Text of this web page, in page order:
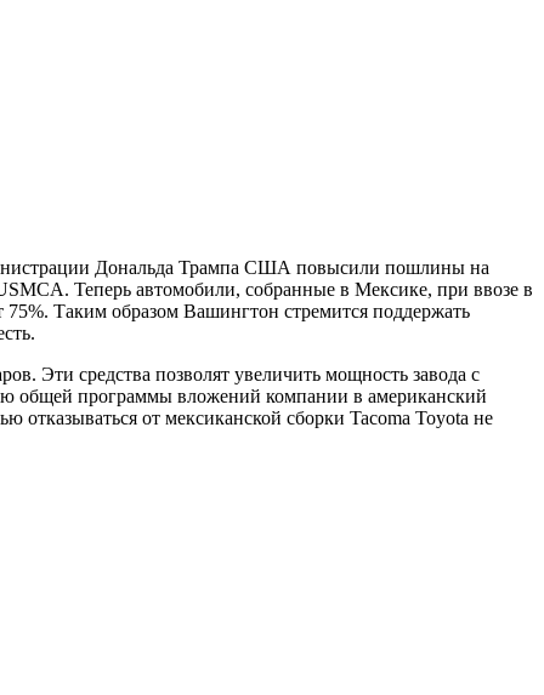
Дональда Трампа США повысили пошлины на
Теперь автомобили, собранные в Мексике, при ввозе в
Таким образом Вашингтон стремится поддержать
Эти средства позволят увеличить мощность завода с
общей программы вложений компании в американский
от мексиканской сборки Tacoma Toyota не